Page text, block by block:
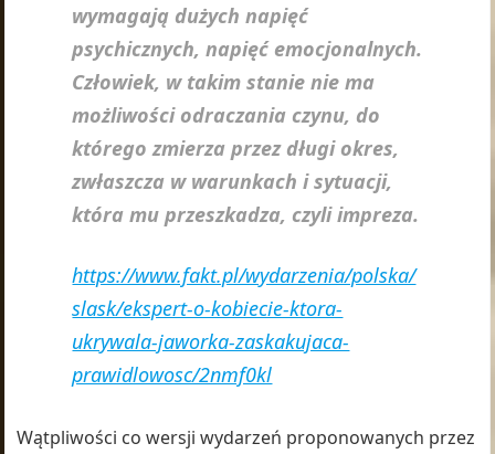
wymagają dużych napięć
psychicznych, napięć emocjonalnych.
Człowiek, w takim stanie nie ma
możliwości odraczania czynu, do
którego zmierza przez długi okres,
zwłaszcza w warunkach i sytuacji,
która mu przeszkadza, czyli impreza.
https://www.fakt.pl/wydarzenia/polska/
slask/ekspert-o-kobiecie-ktora-
ukrywala-jaworka-zaskakujaca-
prawidlowosc/2nmf0kl
Wątpliwości co wersji wydarzeń proponowanych przez